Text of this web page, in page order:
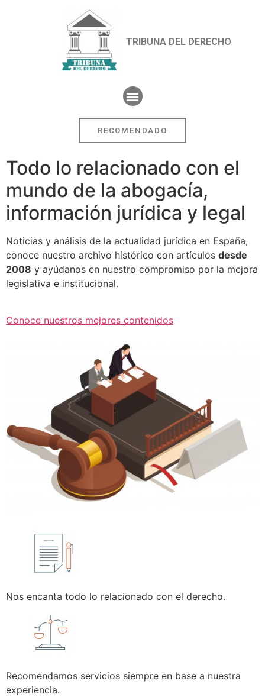
TRIBUNA DEL DERECHO
RECOMENDADO
Todo lo relacionado con el
mundo de la abogacía,
información jurídica y legal
Noticias y análisis de la actualidad jurídica en España,
conoce nuestro archivo histórico con artículos desde
2008 y ayúdanos en nuestro compromiso por la mejora
legislativa e institucional.
Conoce nuestros mejores contenidos
Nos encanta todo lo relacionado con el derecho.
Recomendamos servicios siempre en base a nuestra
experiencia.